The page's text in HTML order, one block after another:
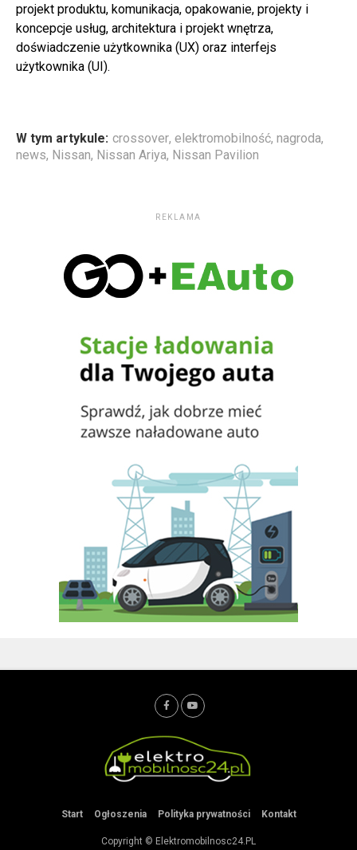
projekt produktu, komunikacja, opakowanie, projekty i
koncepcje usług, architektura i projekt wnętrza,
doświadczenie użytkownika (UX) oraz interfejs
użytkownika (UI).
W tym artykule: crossover, elektromobilność, nagroda,
news, Nissan, Nissan Ariya, Nissan Pavilion
REKLAMA
Start Ogłoszenia Polityka prywatności Kontakt
Copyright © Elektromobilnosc24.PL